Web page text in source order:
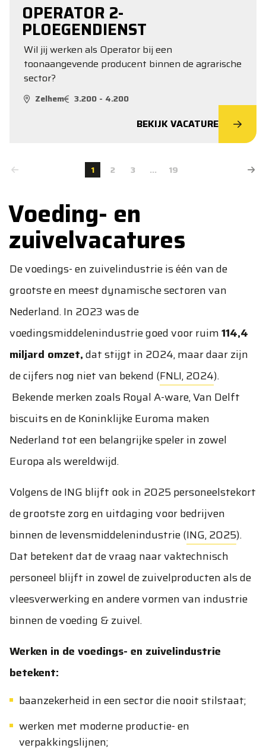
OPERATOR 2-
PLOEGENDIENST
Wil jij werken als Operator bij een
toonaangevende producent binnen de agrarische
sector?
Zelhem 3.200 - 4.200
BEKIJK VACATURE
1 2 3 ... 19
Voeding- en
zuivelvacatures
De voedings- en zuivelindustrie is één van de
grootste en meest dynamische sectoren van
Nederland. In 2023 was de
voedingsmiddelenindustrie goed voor ruim114,4
miljard omzet,dat stijgt in 2024, maar daar zijn
de cijfers nog niet van bekend (FNLI, 2024).
Bekende merken zoals Royal A-ware, Van Delft
biscuits en de Koninklijke Euroma maken
Nederland tot een belangrijke speler in zowel
Europa als wereldwijd.
Volgens de ING blijft ook in 2025 personeelstekort
de grootste zorg en uitdaging voor bedrijven
binnen de levensmiddelenindustrie (ING, 2025).
Dat betekent dat de vraag naar vaktechnisch
personeel blijft in zowel de zuivelproducten als de
vleesverwerking en andere vormen van industrie
binnen de voeding & zuivel.
Werken in de voedings- en zuivelindustrie
betekent:
baanzekerheid in een sector die nooit stilstaat;
werken met moderne productie- en
verpakkingslijnen;